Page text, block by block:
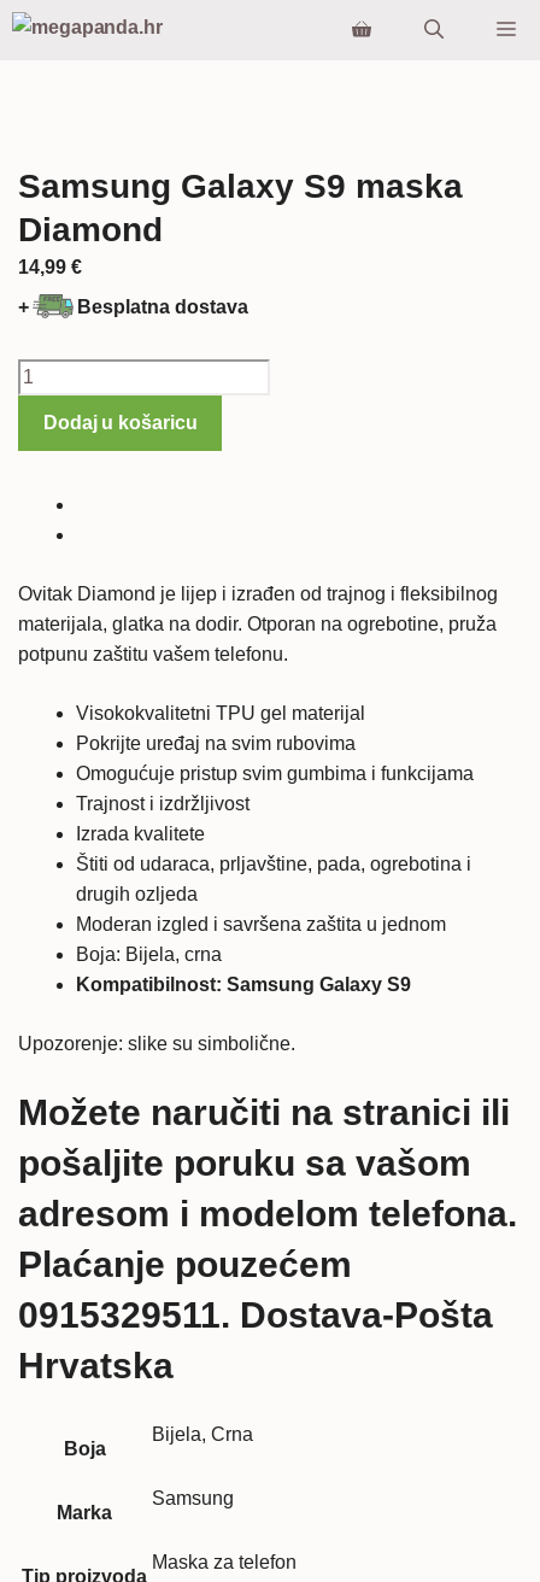
Preskoči
Samsung Galaxy S9 maska
Diamond
14,99 €
+
Besplatna dostava
Samsung
Dodaj u košaricu
Ovitak Diamond je lijep i izrađen od trajnog i fleksibilnog
materijala, glatka na dodir. Otporan na ogrebotine, pruža
potpunu zaštitu vašem telefonu.
Visokokvalitetni TPU gel materijal
Pokrijte uređaj na svim rubovima
Omogućuje pristup svim gumbima i funkcijama
Trajnost i izdržljivost
Izrada kvalitete
Štiti od udaraca, prljavštine, pada, ogrebotina i
drugih ozljeda
Moderan izgled i savršena zaštita u jednom
Boja: Bijela, crna
Kompatibilnost: Samsung Galaxy S9
Upozorenje: slike su simbolične.
Možete naručiti na stranici ili
pošaljite poruku sa vašom
adresom i modelom telefona.
Plaćanje pouzećem
0915329511. Dostava-Pošta
Hrvatska
Boja
Bijela, Crna
Marka
Samsung
Tip proizvoda
Maska za telefon